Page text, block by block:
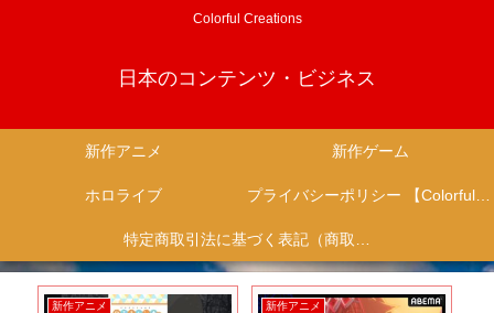
Colorful Creations
日本のコンテンツ・ビジネス
新作アニメ 新作ゲーム
ホロライブ プライバシーポリシー 【Colorful Creation】
特定商取引法に基づく表記（商取引に関する開示）
新作アニメ 新作アニメ